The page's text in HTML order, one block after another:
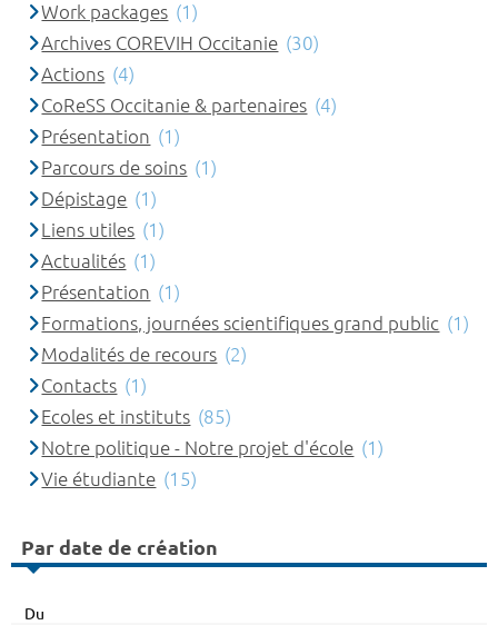
Work packages (1)
Archives COREVIH Occitanie (30)
Actions (4)
CoReSS Occitanie & partenaires (4)
Présentation (1)
Parcours de soins (1)
Dépistage (1)
Liens utiles (1)
Actualités (1)
Présentation (1)
Formations, journées scientifiques grand public (1)
Modalités de recours (2)
Contacts (1)
Ecoles et instituts (85)
Notre politique - Notre projet d'école (1)
Vie étudiante (15)
Par date de création
Du